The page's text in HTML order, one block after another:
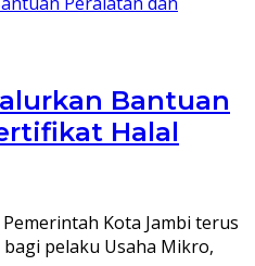
Bantuan
Halal
Pemerintah Kota Jambi terus
pelaku Usaha Mikro,